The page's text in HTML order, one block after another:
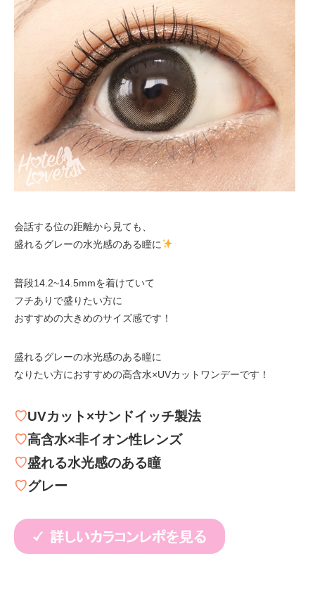
会話する位の距離から見ても、
盛れるグレーの水光感のある瞳に
普段14.2~14.5mmを着けていて
フチありで盛りたい方に
おすすめの大きめのサイズ感です！
盛れるグレーの水光感のある瞳に
なりたい方におすすめの高含水×UVカットワンデーです！
♡UVカット×サンドイッチ製法
♡高含水×非イオン性レンズ
♡盛れる水光感のある瞳
♡グレー